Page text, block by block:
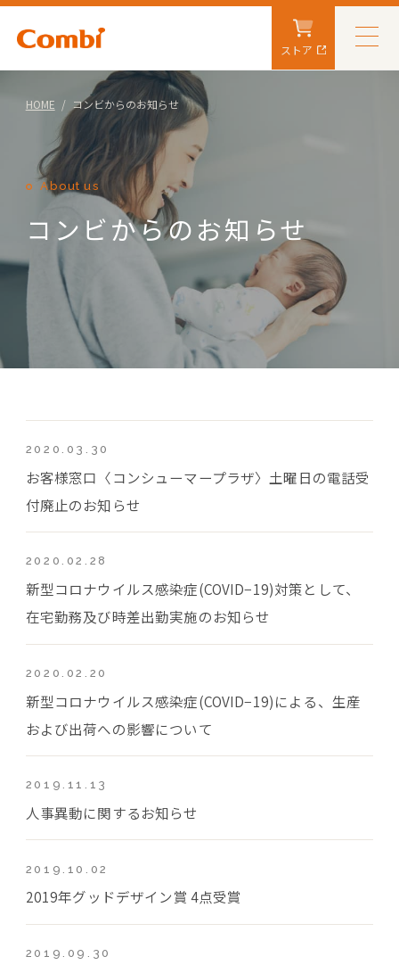
ストア
HOME コンビからのお知らせ
About us
コンビからのお知らせ
2020.03.30
お客様窓口〈コンシューマープラザ〉土曜日の電話受
付廃止のお知らせ
2020.02.28
新型コロナウイルス感染症(COVID−19)対策として、
在宅勤務及び時差出勤実施のお知らせ
2020.02.20
新型コロナウイルス感染症(COVID−19)による、生産
および出荷への影響について
2019.11.13
人事異動に関するお知らせ
2019.10.02
2019年グッドデザイン賞 4点受賞
2019.09.30